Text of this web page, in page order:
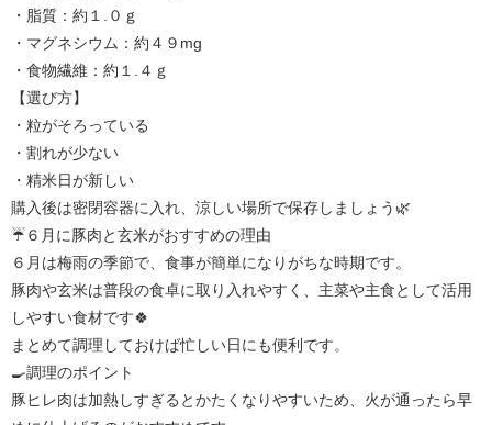
・脂質：約１.０ｇ
・マグネシウム：約４９mg
・食物繊維：約１.４ｇ
【選び方】
・粒がそろっている
・割れが少ない
・精米日が新しい
購入後は密閉容器に入れ、涼しい場所で保存しましょう🌿
☔６月に豚肉と玄米がおすすめの理由
６月は梅雨の季節で、食事が簡単になりがちな時期です。
豚肉や玄米は普段の食卓に取り入れやすく、主菜や主食として活用
しやすい食材です🍀
まとめて調理しておけば忙しい日にも便利です。
🍳調理のポイント
豚ヒレ肉は加熱しすぎるとかたくなりやすいため、火が通ったら早